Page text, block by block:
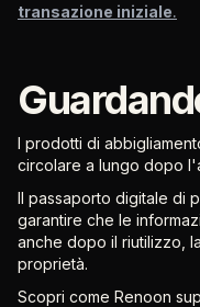
transazione iniziale.
I prodotti di
circolare a lungo dopo
Il passaporto digitale di
garantire che le
anche dopo il riutilizzo,
proprietà.
Scopri come Renoon